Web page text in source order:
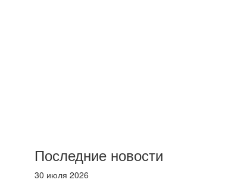
Последние новости
30 июля 2026